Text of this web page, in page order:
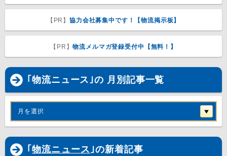
【PR】協力会社募集中です！【物流掲示板】
【PR】物流メルマガ登録受付中【無料！】
｢物流ニュース｣の 月別記事一覧
月を選択
｢ 物流ニュース｣の新着記事